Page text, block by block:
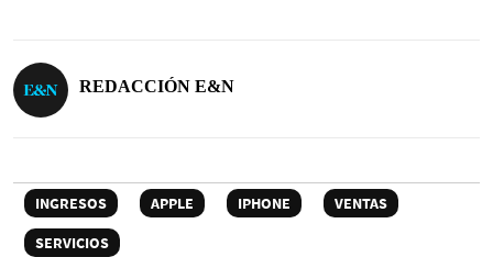
REDACCIÓN E&N
INGRESOS APPLE IPHONE
VENTAS
SERVICIOS